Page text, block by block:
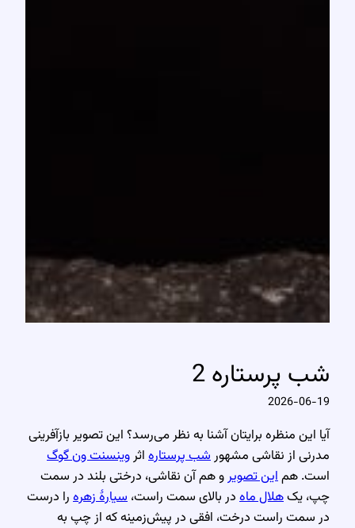
شب پرستاره 2
2026-06-19
آیا این منظره برایتان آشنا به نظر می‌رسد؟ این تصویر بازآفرینی
مدرنی از نقاشی مشهورشب پرستارهاثروینسنت ون گوگ
است. هماین تصویرو هم آن نقاشی، درختی بلند در سمت
چپ، یکهلال ماهدر بالای سمت راست،سیارهٔ زهرهرا درست
در سمت راست درخت، افقی در پیش‌زمینه که از چپ به